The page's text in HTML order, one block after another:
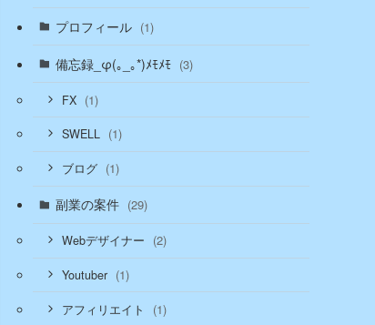
プロフィール (1)
備忘録_φ(｡_｡*)ﾒﾓﾒﾓ (3)
FX (1)
SWELL (1)
ブログ (1)
副業の案件 (29)
Webデザイナー (2)
Youtuber (1)
アフィリエイト (1)